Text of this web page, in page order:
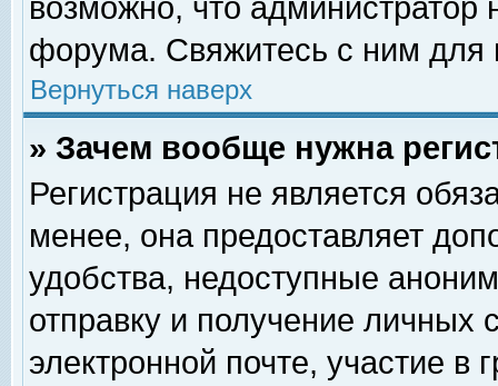
возможно, что
форума. Свяжитесь с ним для
Вернуться наверх
» Зачем вообще нужна
Регистрация не является
менее, она предоставляет
удобства, недоступные
отправку и получение личных
электронной почте, участие в